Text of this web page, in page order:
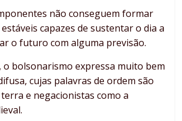
não conseguem formar
capazes de sustentar o dia a
o futuro com alguma previsão.
o bolsonarismo expressa muito bem
cujas palavras de ordem são
e negacionistas como a